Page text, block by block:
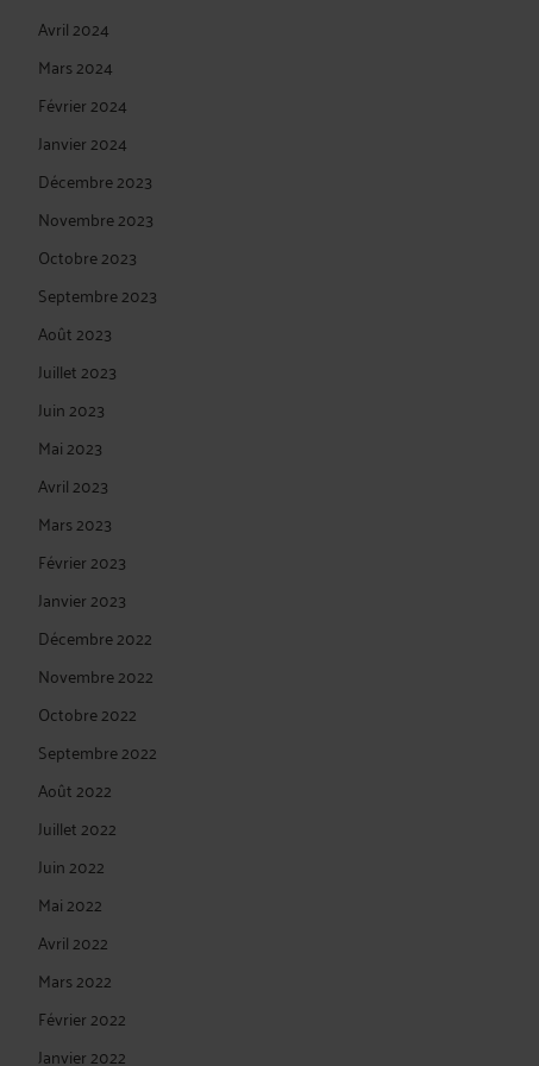
Avril 2024
Mars 2024
Février 2024
Janvier 2024
Décembre 2023
Novembre 2023
Octobre 2023
Septembre 2023
Août 2023
Juillet 2023
Juin 2023
Mai 2023
Avril 2023
Mars 2023
Février 2023
Janvier 2023
Décembre 2022
Novembre 2022
Octobre 2022
Septembre 2022
Août 2022
Juillet 2022
Juin 2022
Mai 2022
Avril 2022
Mars 2022
Février 2022
Janvier 2022